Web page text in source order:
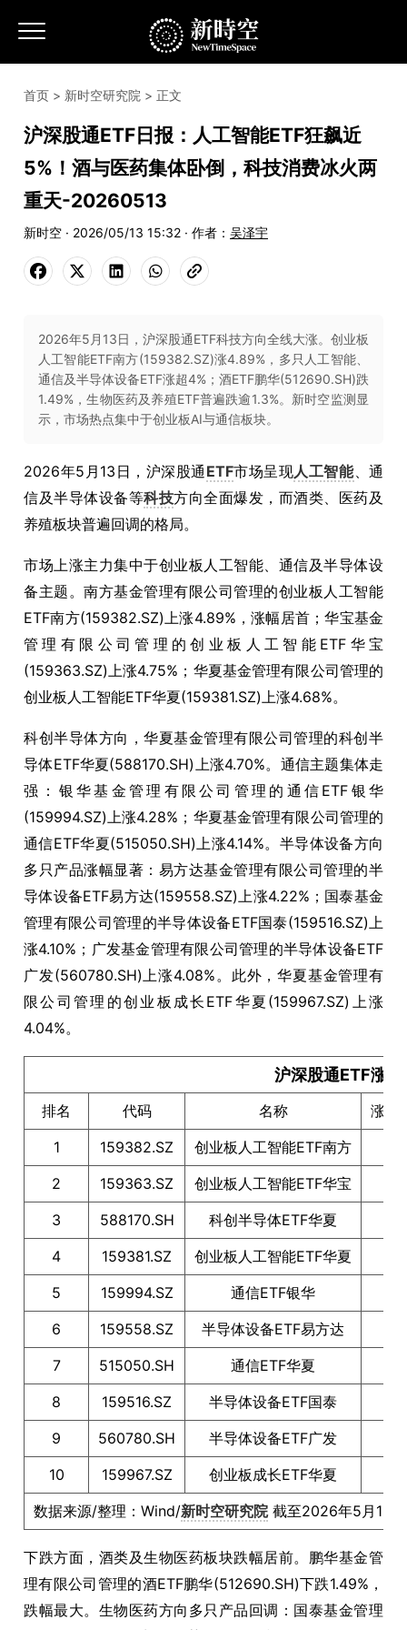
首页 > 新时空研究院 > 正文
沪深股通ETF日报：人工智能ETF狂飙近
5%！酒与医药集体卧倒，科技消费冰火两
重天-20260513
新时空 · 2026/05/13 15:32 · 作者： 吴泽宇
2026年5月13日，沪深股通ETF科技方向全线大涨。创业板
人工智能ETF南方(159382.SZ)涨4.89%，多只人工智能、
通信及半导体设备ETF涨超4%；酒ETF鹏华(512690.SH)跌
1.49%，生物医药及养殖ETF普遍跌逾1.3%。新时空监测显
示，市场热点集中于创业板AI与通信板块。
2026年5月13日，沪深股通 ETF市场呈现人工智能、通
信及半导体设备等科技方向全面爆发，而酒类、医药及
养殖板块普遍回调的格局。
市场上涨主力集中于创业板人工智能、通信及半导体设
备主题。南方基金管理有限公司管理的创业板人工智能
ETF南方(159382.SZ)上涨4.89%，涨幅居首；华宝基金
管理有限公司管理的创业板人工智能ETF华宝
(159363.SZ)上涨4.75%；华夏基金管理有限公司管理的
创业板人工智能ETF华夏(159381.SZ)上涨4.68%。
科创半导体方向，华夏基金管理有限公司管理的科创半
导体ETF华夏(588170.SH)上涨4.70%。通信主题集体走
强：银华基金管理有限公司管理的通信ETF银华
(159994.SZ)上涨4.28%；华夏基金管理有限公司管理的
通信ETF华夏(515050.SH)上涨4.14%。半导体设备方向
多只产品涨幅显著：易方达基金管理有限公司管理的半
导体设备ETF易方达(159558.SZ)上涨4.22%；国泰基金
管理有限公司管理的半导体设备ETF国泰(159516.SZ)上
涨4.10%；广发基金管理有限公司管理的半导体设备ETF
广发(560780.SH)上涨4.08%。此外，华夏基金管理有
限公司管理的创业板成长ETF华夏(159967.SZ)上涨
4.04%。
沪深股通ETF涨
排名 代码 名称
涨跌
1
159382.SZ 创业板人工智能ETF南方
2
159363.SZ 创业板人工智能ETF华宝
3
588170.SH 科创半导体ETF华夏
4
159381.SZ 创业板人工智能ETF华夏
5
159994.SZ 通信ETF银华
6
159558.SZ 半导体设备ETF易方达
7
515050.SH 通信ETF华夏
8
159516.SZ 半导体设备ETF国泰
9
560780.SH 半导体设备ETF广发
10
159967.SZ 创业板成长ETF华夏
数据来源/整理：Wind/新时空研究院截至2026年5月13
下跌方面，酒类及生物医药板块跌幅居前。鹏华基金管
理有限公司管理的酒ETF鹏华(512690.SH)下跌1.49%，
跌幅最大。生物医药方向多只产品回调：国泰基金管理